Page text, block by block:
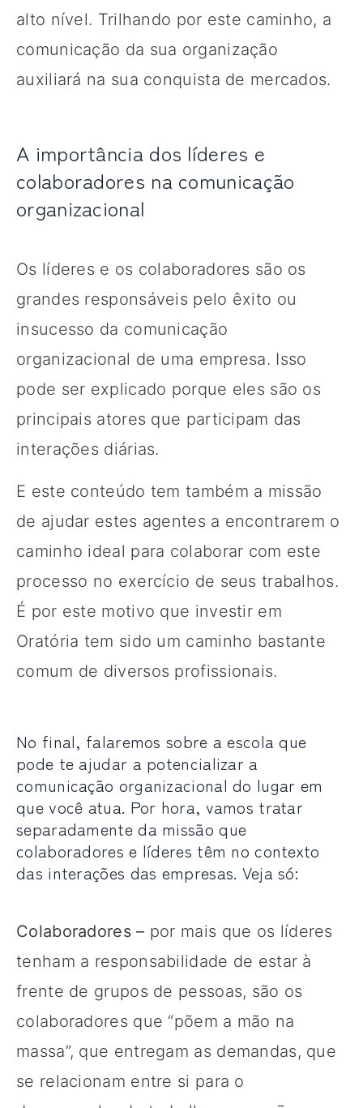
alto nível. Trilhando por este caminho, a
comunicação da sua organização
auxiliará na sua conquista de mercados.
A importância dos líderes e
colaboradores na comunicação
organizacional
Os líderes e os colaboradores são os
grandes responsáveis pelo êxito ou
insucesso da comunicação
organizacional de uma empresa. Isso
pode ser explicado porque eles são os
principais atores que participam das
interações diárias.
E este conteúdo tem também a missão
de ajudar estes agentes a encontrarem o
caminho ideal para colaborar com este
processo no exercício de seus trabalhos.
É por este motivo que investir em
Oratória tem sido um caminho bastante
comum de diversos profissionais.
No final, falaremos sobre a escola que
pode te ajudar a potencializar a
comunicação organizacional do lugar em
que você atua. Por hora, vamos tratar
separadamente da missão que
colaboradores e líderes têm no contexto
das interações das empresas. Veja só:
Colaboradores – por mais que os líderes
tenham a responsabilidade de estar à
frente de grupos de pessoas, são os
colaboradores que “põem a mão na
massa”, que entregam as demandas, que
se relacionam entre si para o